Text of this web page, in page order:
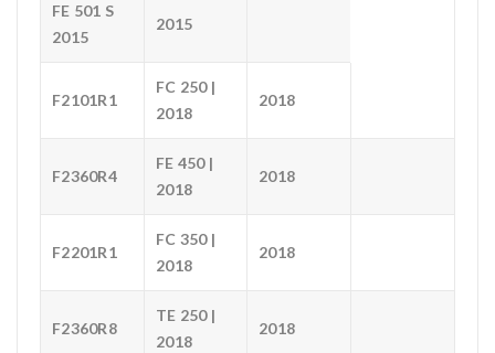
FE 501 S
2015
2015
F2101R1
FC 250 |
2018
2018
F2360R4
FE 450 |
2018
2018
F2201R1
FC 350 |
2018
2018
F2360R8
TE 250 |
2018
2018